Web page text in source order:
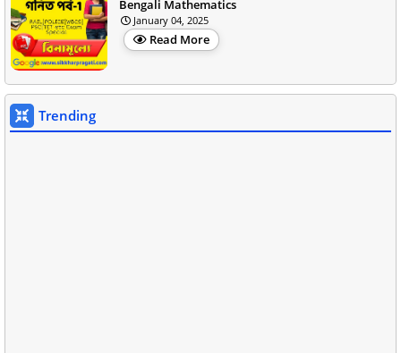
Bengali Mathematics
January 04, 2025
Read More
Trending